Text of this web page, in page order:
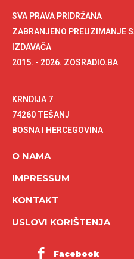
SVA PRAVA PRIDRŽANA
ZABRANJENO PREUZIMANJE
IZDAVAČA
2015. - 2026. ZOSRADIO.BA
KRNDIJA 7
74260 TEŠANJ
BOSNA I HERCEGOVINA
O NAMA
IMPRESSUM
KONTAKT
USLOVI KORIŠTENJA
Facebook